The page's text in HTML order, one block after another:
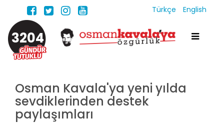
Türkçe English
3204
Osman Kavala'ya yeni yılda
sevdiklerinden destek
paylaşımları